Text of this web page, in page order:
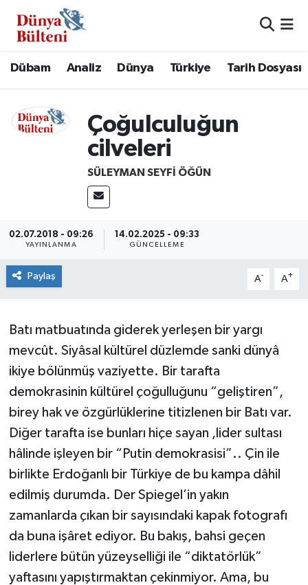
Dübam Analiz Dünya Türkiye Tarih Dosyası
Çoğulculuğun
cilveleri
SÜLEYMAN SEYFI ÖĞÜN
02.07.2018 - 09:26
YAYINLANMA
14.02.2025 - 09:33
GÜNCELLEME
Paylaş A- A+
Batı matbuatında giderek yerleşen bir yargı
mevcût. Siyâsal kültürel düzlemde sanki dünyâ
ikiye bölünmüş vaziyette. Bir tarafta
demokrasinin kültürel çoğulluğunu “geliştiren”,
birey hak ve özgürlüklerine titizlenen bir Batı var.
Diğer tarafta ise bunları hiçe sayan ,lider sultası
hâlinde işleyen bir “Putin demokrasisi”.. Çin ile
birlikte Erdoğanlı bir Türkiye de bu kampa dâhil
edilmiş durumda. Der Spiegel’in yakın
zamanlarda çıkan bir sayısındaki kapak fotografı
da buna işâret ediyor. Bu bakış, bahsi geçen
liderlere bütün yüzeyselliği ile “diktatörlük”
yaftasını yapıştırmaktan çekinmiyor. Ama, bu
Hava Durumu
Namaz Vakitleri
Trafik Durumu
Süper Lig Puan Durumu ve Fikstür
Tüm Manşetler